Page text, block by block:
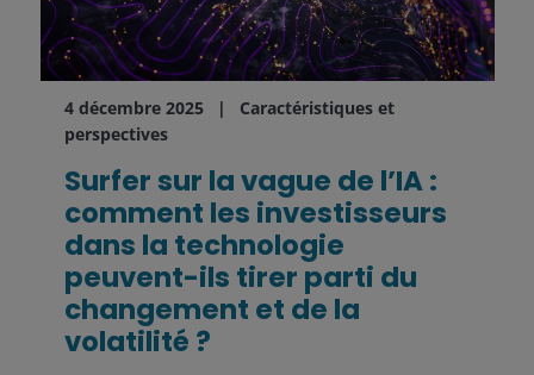
4 décembre 2025
Caractéristiques et
perspectives
Surfer sur la vague de l’IA :
comment les investisseurs
dans la technologie
peuvent-ils tirer parti du
changement et de la
volatilité ?